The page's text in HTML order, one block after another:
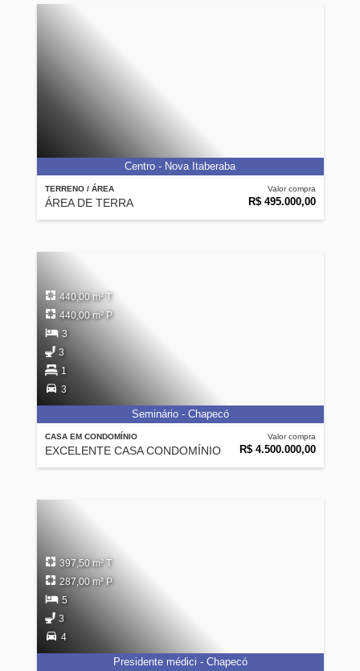
TERRENO / ÁREA
ÁREA DE TERRA
Valor compra
R$ 495.000,00
Centro - Nova Itaberaba
CASA EM CONDOMÍNIO
EXCELENTE CASA CONDOMÍNIO
Valor compra
R$ 4.500.000,00
440,00 m² T
440,00 m² P
3
3
1
3
Seminário - Chapecó
397,50 m² T
287,00 m² P
5
3
4
Presidente médici - Chapecó